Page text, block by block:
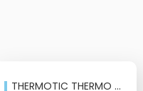
THERMOTIC THERMO FLOAT UNDERWEAR SAFETY SUIT